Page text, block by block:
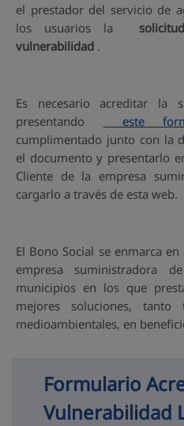
el prestador del servicio de
los usuarios la
vulnerabilidad .
Es necesario acreditar la
presentando
este
cumplimentado junto con la
el documento y presentarlo
Cliente de la empresa
cargarlo a través de esta web.
El Bono Social se enmarca
empresa suministradora
municipios en los que
mejores soluciones, tanto
medioambientales, en
Formulario
Vulnerabilidad